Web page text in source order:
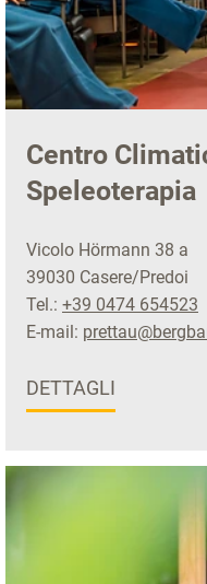
Centro
Speleoterapia
Vicolo Hörmann 38 a
39030 Casere/Predoi
Tel.: +39 0474 654523
E-mail:
DETTAGLI